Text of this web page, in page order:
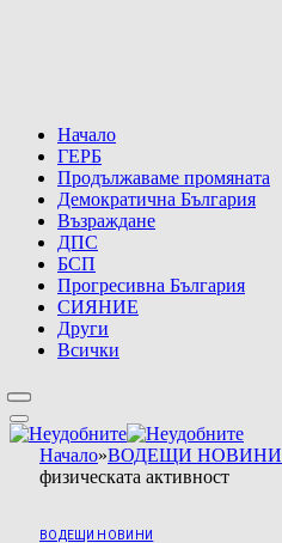
Начало
ГЕРБ
Продължаваме промяната
Демократична България
Възраждане
ДПС
БСП
Прогресивна България
СИЯНИЕ
Други
Всички
Начало»ВОДЕЩИ НОВИНИ
физическата активност
ВОДЕЩИ НОВИНИ